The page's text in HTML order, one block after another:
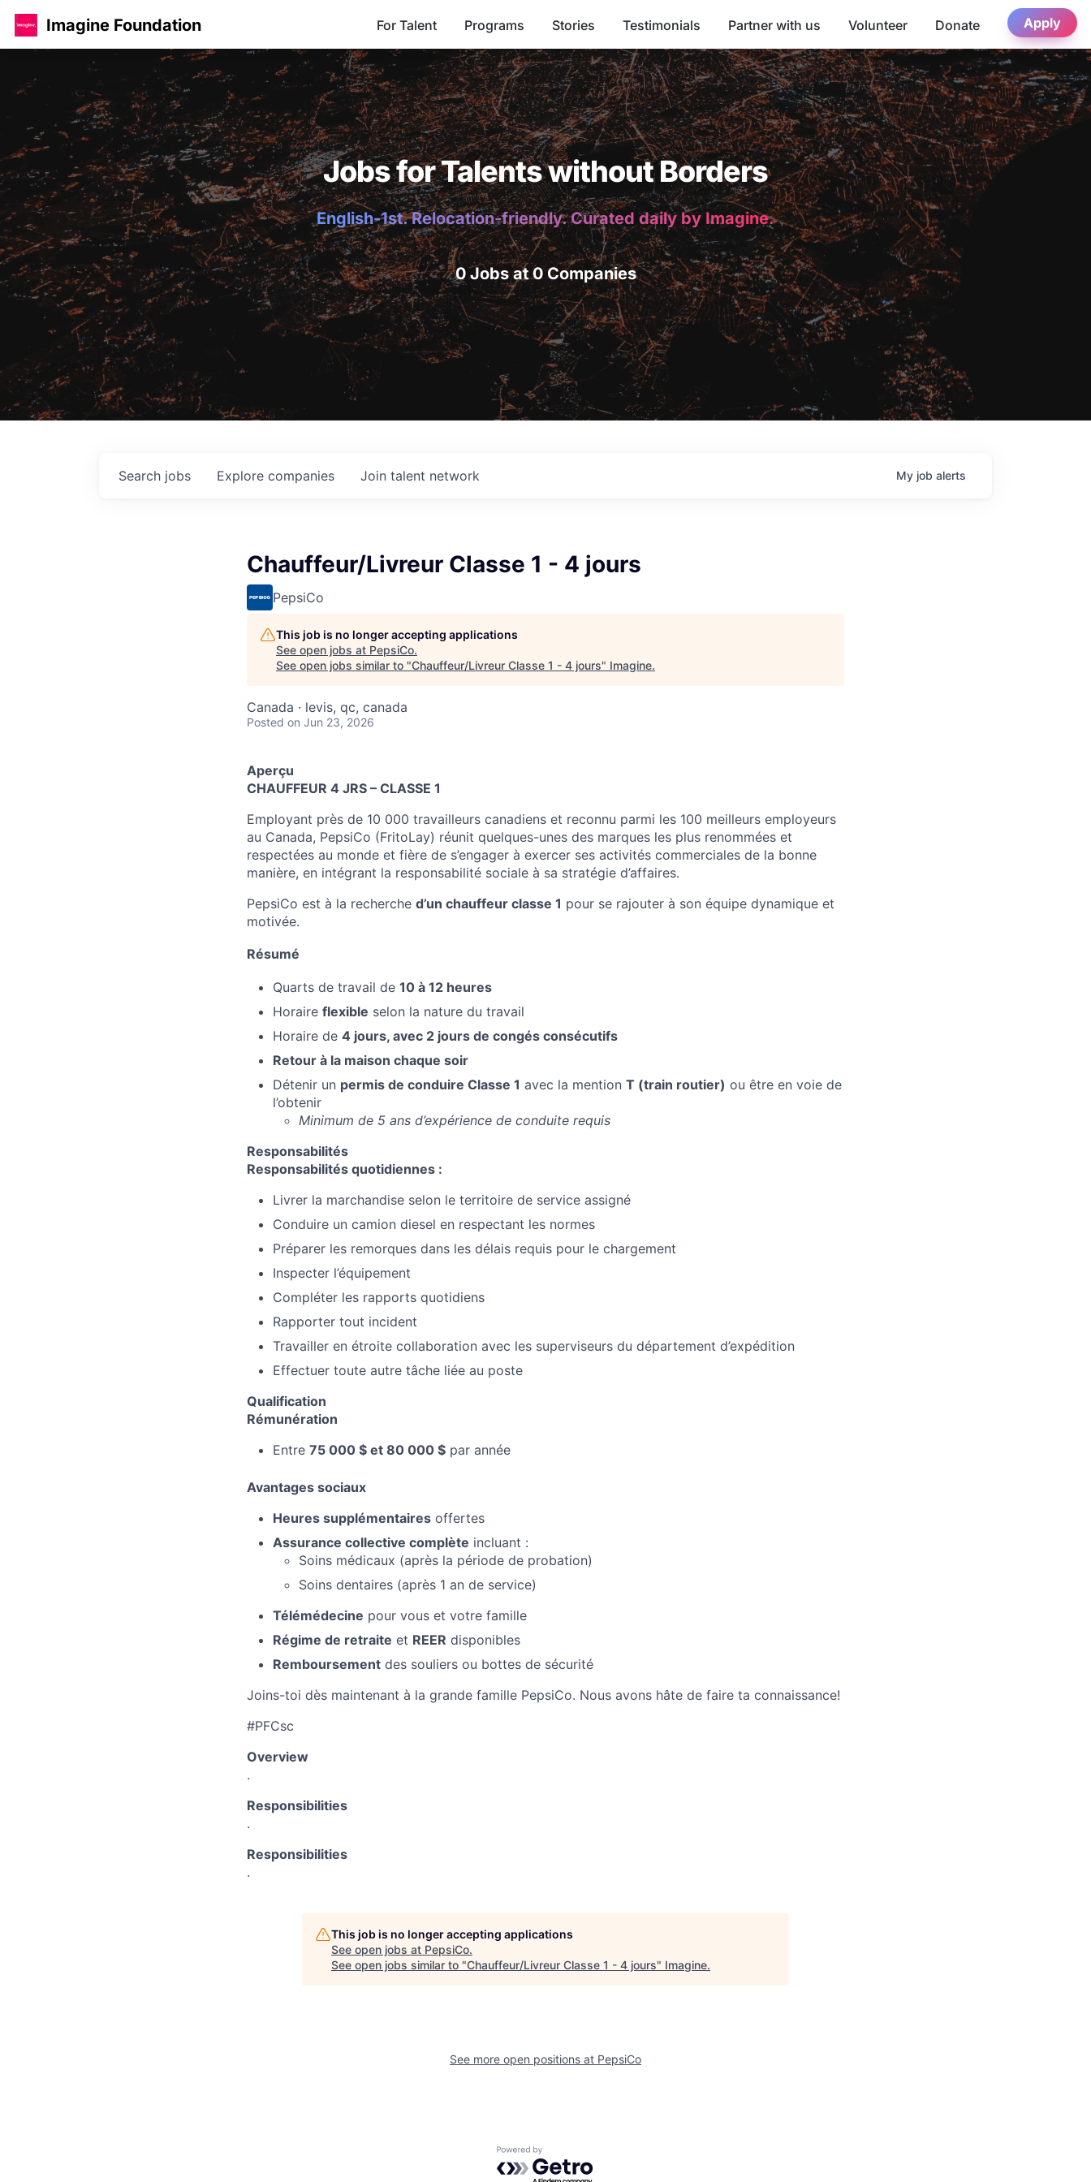
Imagine Foundation For Talent Programs Stories Testimonials Partner with us Volunteer Donate Apply
Jobs for Talents without Borders
English-1st. Relocation-friendly. Curated daily by Imagine.
0 Jobs at 0 Companies
Search jobs Explore companies Join talent network My job alerts
Chauffeur/Livreur Classe 1 - 4 jours
PepsiCo
This job is no longer accepting applications
See open jobs at PepsiCo.
See open jobs similar to "Chauffeur/Livreur Classe 1 - 4 jours" Imagine.
Canada · levis, qc, canada
Posted on Jun 23, 2026
Aperçu
CHAUFFEUR 4 JRS – CLASSE 1
Employant près de 10 000 travailleurs canadiens et reconnu parmi les 100 meilleurs employeurs
au Canada, PepsiCo (FritoLay) réunit quelques-unes des marques les plus renommées et
respectées au monde et fière de s’engager à exercer ses activités commerciales de la bonne
manière, en intégrant la responsabilité sociale à sa stratégie d’affaires.
PepsiCo est à la recherche d’un chauffeur classe 1 pour se rajouter à son équipe dynamique et
motivée.
Résumé
Quarts de travail de 10 à 12 heures
Horaire flexible selon la nature du travail
Horaire de 4 jours, avec 2 jours de congés consécutifs
Retour à la maison chaque soir
Détenir un permis de conduire Classe 1 avec la mention T (train routier) ou être en voie de
l’obtenir
Minimum de 5 ans d’expérience de conduite requis
Responsabilités
Responsabilités quotidiennes :
Livrer la marchandise selon le territoire de service assigné
Conduire un camion diesel en respectant les normes
Préparer les remorques dans les délais requis pour le chargement
Inspecter l’équipement
Compléter les rapports quotidiens
Rapporter tout incident
Travailler en étroite collaboration avec les superviseurs du département d’expédition
Effectuer toute autre tâche liée au poste
Qualification
Rémunération
Entre 75 000 $ et 80 000 $ par année
Avantages sociaux
Heures supplémentaires offertes
Assurance collective complète incluant :
Soins médicaux (après la période de probation)
Soins dentaires (après 1 an de service)
Télémédecine pour vous et votre famille
Régime de retraite et REER disponibles
Remboursement des souliers ou bottes de sécurité
Joins-toi dès maintenant à la grande famille PepsiCo. Nous avons hâte de faire ta connaissance!
#PFCsc
Overview
.
Responsibilities
.
Responsibilities
.
This job is no longer accepting applications
See open jobs at PepsiCo.
See open jobs similar to "Chauffeur/Livreur Classe 1 - 4 jours" Imagine.
See more open positions at PepsiCo
Powered by Getro.com